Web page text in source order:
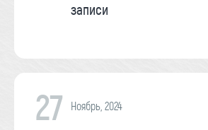
записи
27 Ноябрь, 2024